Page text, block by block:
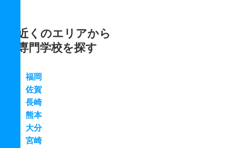
近くのエリアから
専門学校を探す
福岡
佐賀
長崎
熊本
大分
宮崎